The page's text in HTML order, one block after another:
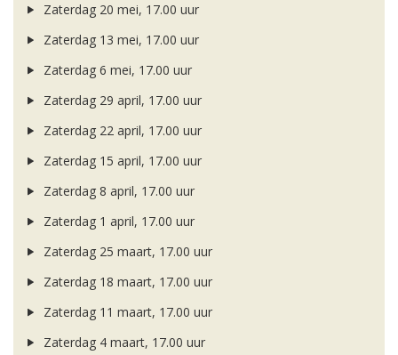
Zaterdag 20 mei, 17.00 uur
Zaterdag 13 mei, 17.00 uur
Zaterdag 6 mei, 17.00 uur
Zaterdag 29 april, 17.00 uur
Zaterdag 22 april, 17.00 uur
Zaterdag 15 april, 17.00 uur
Zaterdag 8 april, 17.00 uur
Zaterdag 1 april, 17.00 uur
Zaterdag 25 maart, 17.00 uur
Zaterdag 18 maart, 17.00 uur
Zaterdag 11 maart, 17.00 uur
Zaterdag 4 maart, 17.00 uur